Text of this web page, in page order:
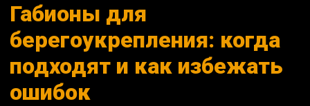
Габионы для
берегоукрепления: когда
подходят и как избежать
ошибок